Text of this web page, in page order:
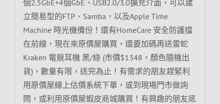
個2.5GbE+4個GbE、USB2.0/3.0擴充介面，可以建
立簡易型的FTP、Samba，以及Apple Time
Machine 時光機備份！還有HomeCare 安全防護擋
在前線，現在來原價屋購買，還要加碼再送雷蛇
Kraken 電競耳機 黑/綠 (市價$1348，顏色隨機出
貨)，數量有限，送完為止！有需求的朋友趕緊利
用原價屋線上估價系統下單，或到現場門市做詢
問，或利用原價屋蝦皮商城購買！有興趣的朋友底